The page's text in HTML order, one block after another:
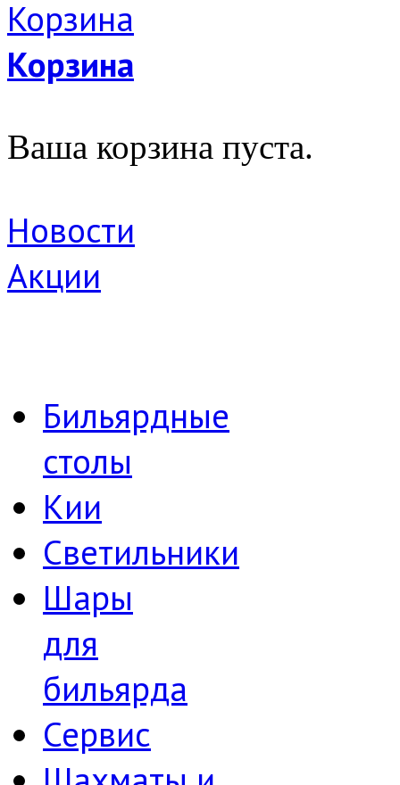
Корзина
Ваша корзина пуста.
Новости
Акции
Бильярдные
столы
Кии
Светильники
Шары
для
бильярда
Сервис